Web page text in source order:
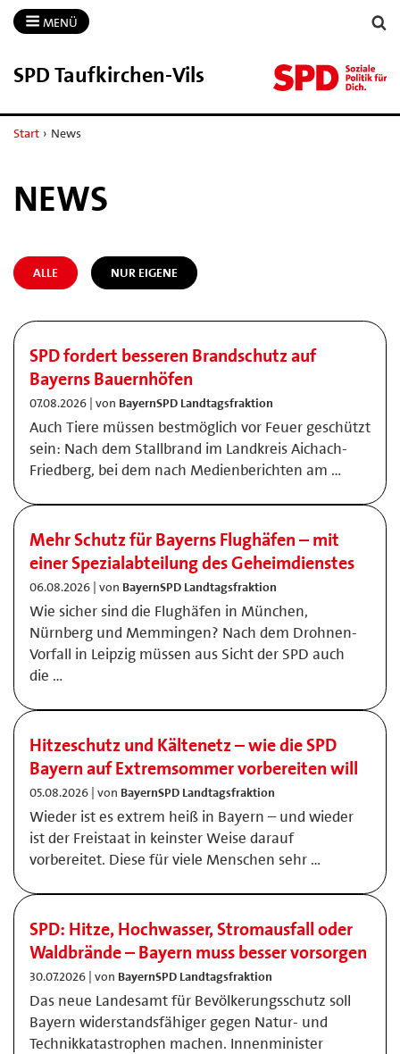
MENÜ
SPD Taufkirchen-​Vils
Start › News
NEWS
ALLE NUR EIGENE
SPD fordert besseren Brandschutz auf
Bayerns Bauernhöfen
07.08.2026 | von BayernSPD Landtagsfraktion
Auch Tiere müssen bestmöglich vor Feuer geschützt
sein: Nach dem Stallbrand im Landkreis Aichach-
Friedberg, bei dem nach Medienberichten am …
Mehr Schutz für Bayerns Flughäfen – mit
einer Spezialabteilung des Geheimdienstes
06.08.2026 | von BayernSPD Landtagsfraktion
Wie sicher sind die Flughäfen in München,
Nürnberg und Memmingen? Nach dem Drohnen-
Vorfall in Leipzig müssen aus Sicht der SPD auch
die …
Hitzeschutz und Kältenetz – wie die SPD
Bayern auf Extremsommer vorbereiten will
05.08.2026 | von BayernSPD Landtagsfraktion
Wieder ist es extrem heiß in Bayern – und wieder
ist der Freistaat in keinster Weise darauf
vorbereitet. Diese für viele Menschen sehr …
SPD: Hitze, Hochwasser, Stromausfall oder
Waldbrände – Bayern muss besser vorsorgen
30.07.2026 | von BayernSPD Landtagsfraktion
Das neue Landesamt für Bevölkerungsschutz soll
Bayern widerstandsfähiger gegen Natur- und
Technikkatastrophen machen. Innenminister